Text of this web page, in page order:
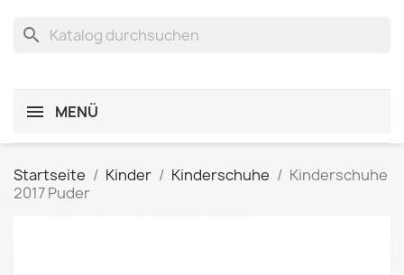
search
MENÜ
Startseite Kinder Kinderschuhe
Kinderschuhe
2017 Puder